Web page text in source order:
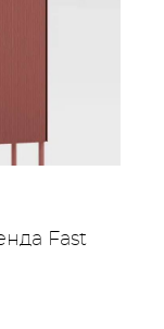
Fast